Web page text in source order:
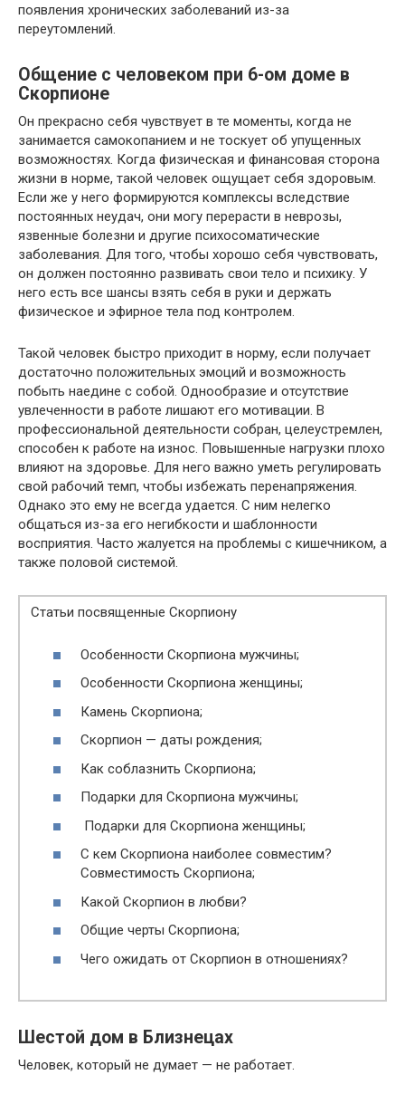
появления хронических заболеваний из-за
переутомлений.
Общение с человеком при 6-ом доме в
Скорпионе
Он прекрасно себя чувствует в те моменты, когда не
занимается самокопанием и не тоскует об упущенных
возможностях. Когда физическая и финансовая сторона
жизни в норме, такой человек ощущает себя здоровым.
Если же у него формируются комплексы вследствие
постоянных неудач, они могу перерасти в неврозы,
язвенные болезни и другие психосоматические
заболевания. Для того, чтобы хорошо себя чувствовать,
он должен постоянно развивать свои тело и психику. У
него есть все шансы взять себя в руки и держать
физическое и эфирное тела под контролем.
Такой человек быстро приходит в норму, если получает
достаточно положительных эмоций и возможность
побыть наедине с собой. Однообразие и отсутствие
увлеченности в работе лишают его мотивации. В
профессиональной деятельности собран, целеустремлен,
способен к работе на износ. Повышенные нагрузки плохо
влияют на здоровье. Для него важно уметь регулировать
свой рабочий темп, чтобы избежать перенапряжения.
Однако это ему не всегда удается. С ним нелегко
общаться из-за его негибкости и шаблонности
восприятия. Часто жалуется на проблемы с кишечником, а
также половой системой.
Статьи посвященные Скорпиону
Особенности Скорпиона мужчины;
Особенности Скорпиона женщины;
Камень Скорпиона;
Скорпион — даты рождения;
Как соблазнить Скорпиона;
Подарки для Скорпиона мужчины;
Подарки для Скорпиона женщины;
С кем Скорпиона наиболее совместим?
Совместимость Скорпиона;
Какой Скорпион в любви?
Общие черты Скорпиона;
Чего ожидать от Скорпион в отношениях?
Шестой дом в Близнецах
Человек, который не думает — не работает.